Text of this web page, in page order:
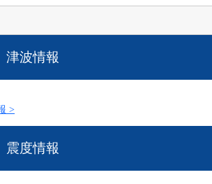
津波情報
>
震度情報